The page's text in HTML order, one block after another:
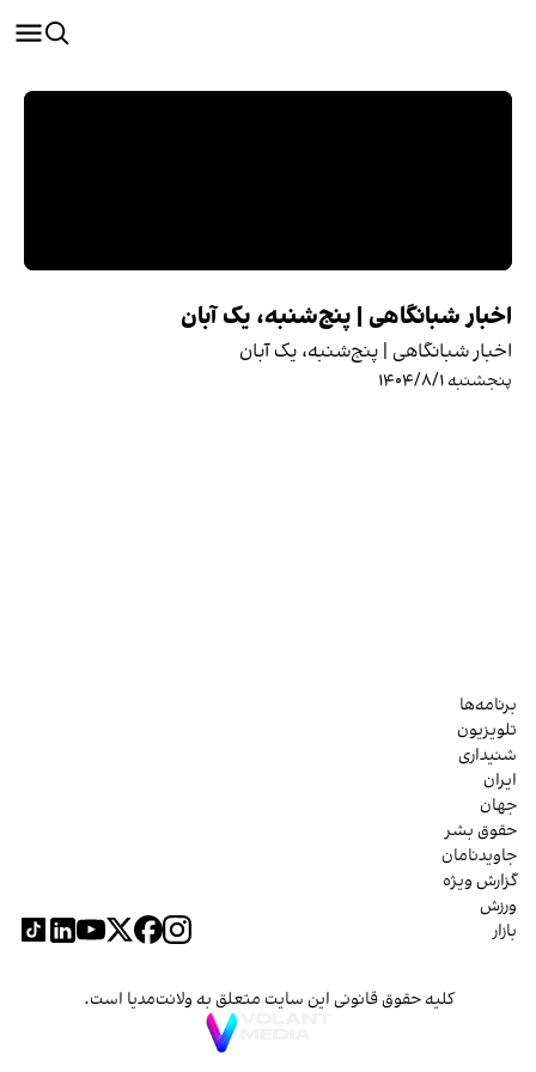
اخبار شبانگاهی | پنج‌شنبه، یک آبان
اخبار شبانگاهی | پنج‌شنبه، یک آبان
پنجشنبه ۱۴۰۴/۸/۱
برنامه‌ها
تلویزیون
شنیداری
ایران
جهان
حقوق بشر
جاویدنامان
گزارش ویژه
ورزش
بازار
کلیه حقوق قانونی این سایت متعلق به ولانت‌مدیا است.